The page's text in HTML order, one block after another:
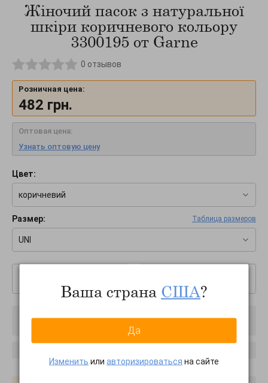
Жіночий пасок з натуральної
шкіри коричневого кольору
3300195 от Garne
0 отзывов
Розничная цена:
482 грн.
Оптовая цена:
Узнать оптовую цену
Цвет:
коричневий
Размер: Таблица размеров
UNI
Товар отключен
Ваша страна США?
Да
Изменить или авторизироваться на сайте